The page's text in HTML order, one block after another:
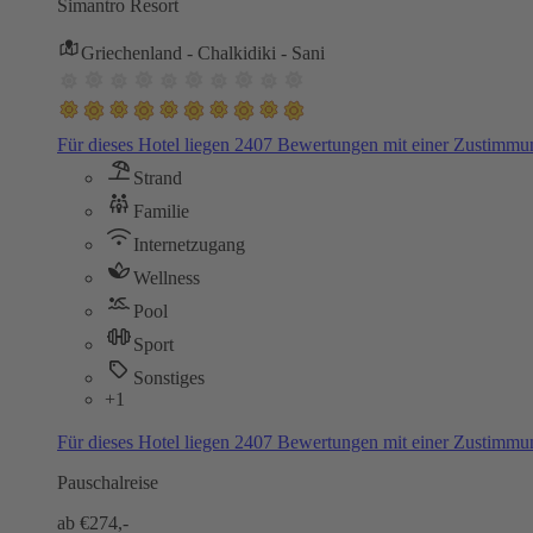
Simantro Resort
Griechenland - Chalkidiki - Sani
Für dieses Hotel liegen 2407 Bewertungen mit einer
Strand
Familie
Internetzugang
Wellness
Pool
Sport
Sonstiges
+1
Für dieses Hotel liegen 2407 Bewertungen mit einer
Pauschalreise
ab €274,-